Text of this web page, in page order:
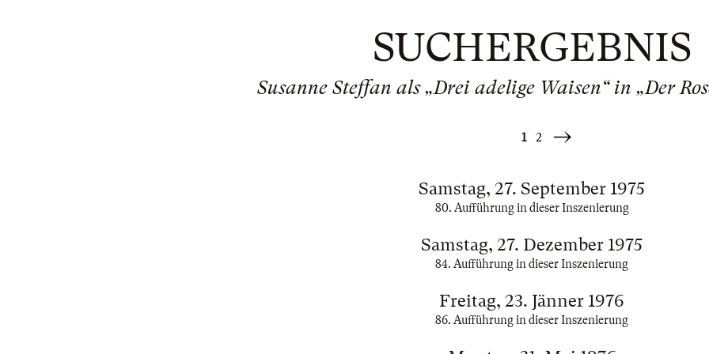
SUCHERGEBNIS
Susanne Steffan als „Drei adelige Waisen“ in „Der
1 2
Weiter
Samstag, 27. September 1975
80. Aufführung in dieser Inszenierung
Samstag, 27. Dezember 1975
84. Aufführung in dieser Inszenierung
Freitag, 23. Jänner 1976
86. Aufführung in dieser Inszenierung